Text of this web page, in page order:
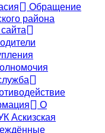
Обращение
района
О
Аскизская